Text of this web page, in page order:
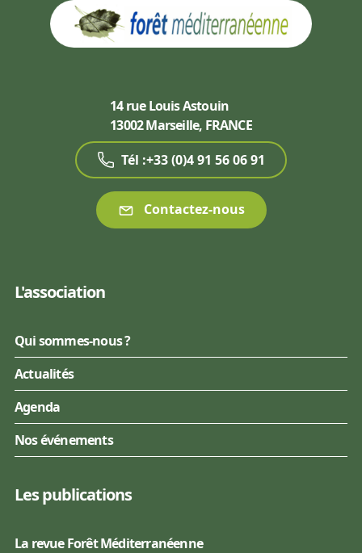
14 rue Louis Astouin
13002 Marseille, FRANCE
Tél :+33 (0)4 91 56 06 91
Contactez-nous
L'association
Qui sommes-nous ?
Actualités
Agenda
Nos événements
Les publications
La revue Forêt Méditerranéenne